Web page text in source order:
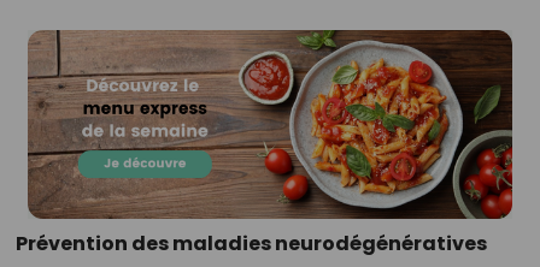
Prévention des maladies neurodégénératives